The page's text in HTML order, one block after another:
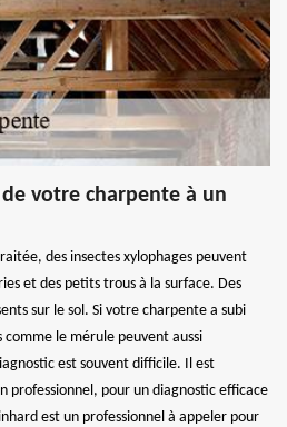
votre charpente à un
des insectes xylophages peuvent
et des petits trous à la surface. Des
sur le sol. Si votre charpente a subi
le mérule peuvent aussi
est souvent difficile. Il est
professionnel, pour un diagnostic efficace
est un professionnel à appeler pour